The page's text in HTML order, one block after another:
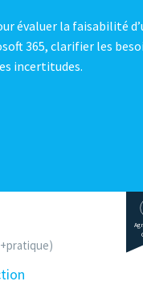
évaluer la faisabilité
365, clarifier les
incertitudes.